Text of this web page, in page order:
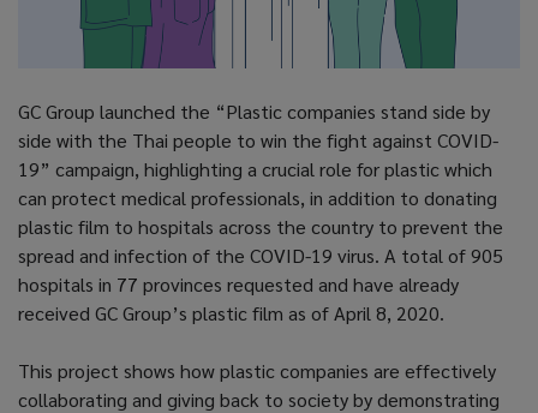
GC Group launched the “Plastic companies stand side by
side with the Thai people to win the fight against COVID-
19” campaign, highlighting a crucial role for plastic which
can protect medical professionals, in addition to donating
plastic film to hospitals across the country to prevent the
spread and infection of the COVID-19 virus. A total of 905
hospitals in 77 provinces requested and have already
received GC Group’s plastic film as of April 8, 2020.
This project shows how plastic companies are effectively
collaborating and giving back to society by demonstrating